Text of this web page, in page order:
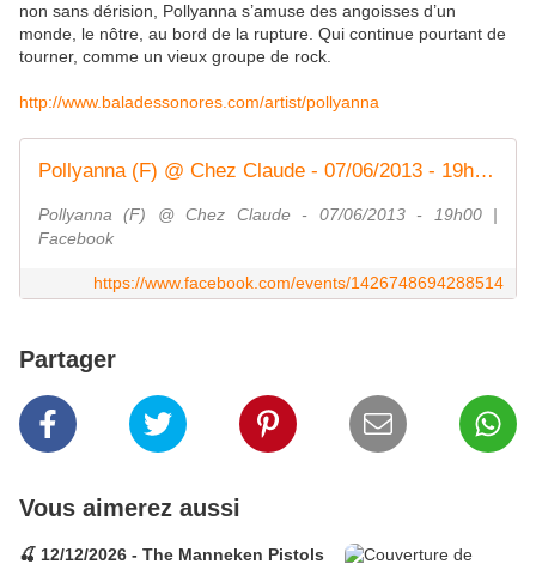
non sans dérision, Pollyanna s’amuse des angoisses d’un
monde, le nôtre, au bord de la rupture. Qui continue pourtant de
tourner, comme un vieux groupe de rock.
http://www.baladessonores.com/artist/pollyanna
Pollyanna (F) @ Chez Claude - 07/06/2013 - 19h00 | Facebook
Pollyanna (F) @ Chez Claude - 07/06/2013 - 19h00 |
Facebook
https://www.facebook.com/events/1426748694288514
Partager
Vous aimerez aussi
🍒 12/12/2026 - The Manneken Pistols